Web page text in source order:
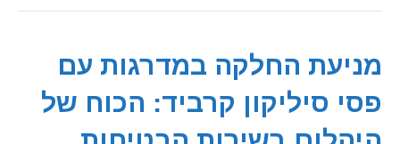
מניעת החלקה במדרגות עם
פסי סיליקון קרביד: הכוח של